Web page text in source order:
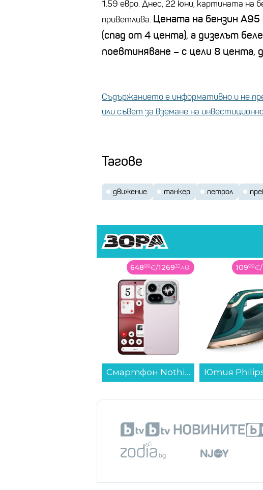
1.59 евро. Днес, 22 юни, картината на
приветлива. Цената на бензин А95
(спад от 4 цента), а дизелът
поевтиняване – с цели 8 цента,
Съдържанието е информативно и не
или съвет за вземане на
Тагове
движение танкер петрол
10999€/21513лв.
Ютия Philips DST8030/70...
80900€/